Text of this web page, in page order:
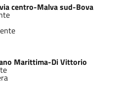
centro-Malva sud-Bova
Marittima-Di Vittorio